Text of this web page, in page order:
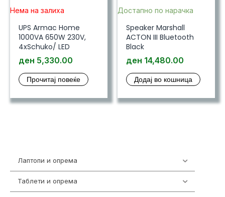
Лаптопи и опрема
Таблети и опрема
Нема на залиха
UPS Armac Home
1000VA 650W 230V,
4xSchuko/ LED
ден 5,330.00
Прочитај повеќе
Достапно по нарачка
Speaker Marshall
ACTON III Bluetooth
Black
ден 14,480.00
Додај во кошница